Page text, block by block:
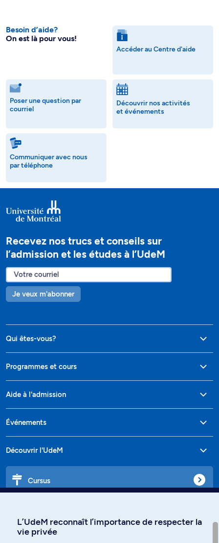
Besoin d’aide?
On est là pour vous!
Accéder au Centre d'aide
Poser une question par
courriel
Découvrir nos activités
et événements
Communiquer avec nous
par téléphone
Recevez nos trucs et conseils sur
l’admission et les études à l’UdeM
Je veux m'abonner
Qui êtes-vous?
Programmes et cours
Aide à l'admission
Événements
Découvrir l'UdeM
Cursus
L’UdeM reconnaît l’importance de respecter la
vie privée